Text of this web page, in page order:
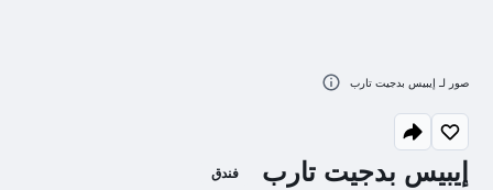
إيبيس بدجيت تارب فندق
صور لـ إيبيس بدجيت تارب